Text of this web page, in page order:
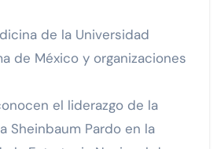
de la Universidad
de México y organizaciones
el liderazgo de la
Sheinbaum Pardo en la